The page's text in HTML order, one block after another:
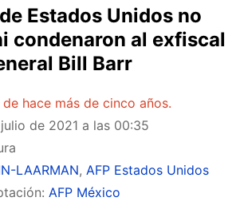
Estados Unidos no
condenaron al exfiscal
Bill Barr
hace más de cinco años.
de 2021 a las 00:35
LAARMAN, AFP Estados Unidos
AFP México